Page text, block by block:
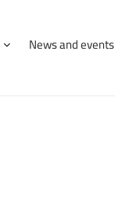
News and events